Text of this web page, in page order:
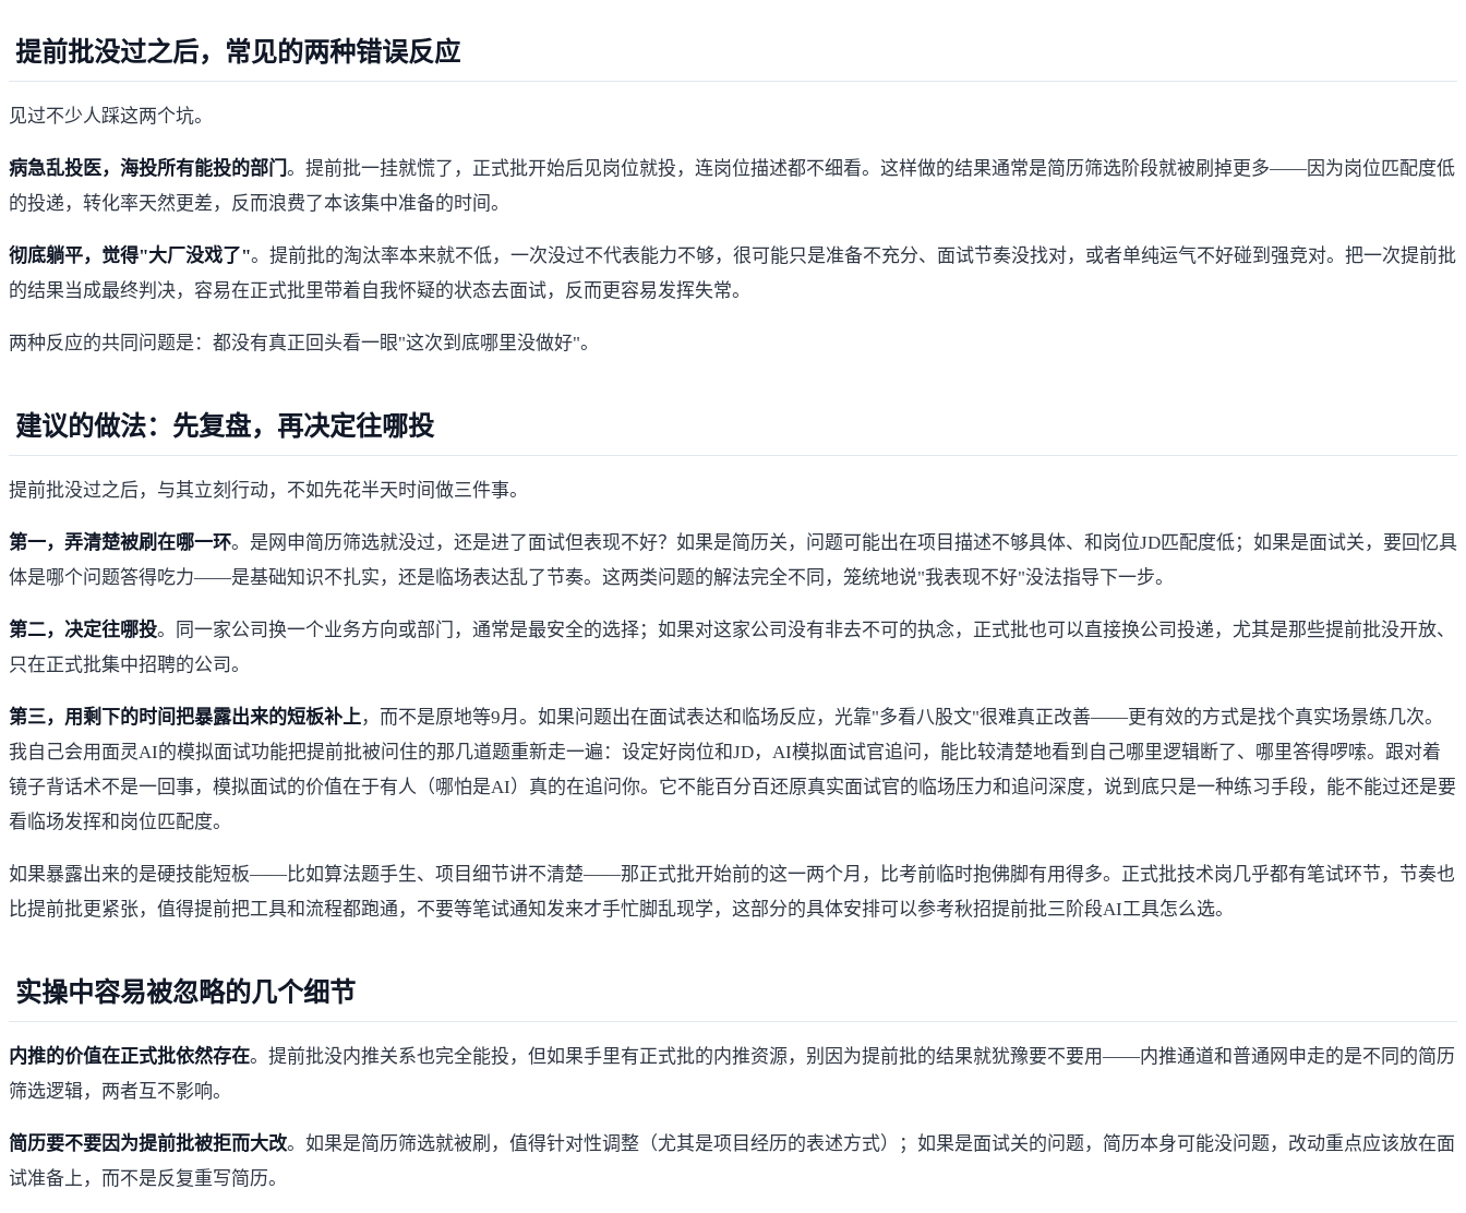
提前批没过之后，常见的两种错误反应
见过不少人踩这两个坑。
病急乱投医，海投所有能投的部门。提前批一挂就慌了，正式批开始后见岗位就投，连岗位描述都不细看。这样做的结果通常是简历筛选阶段就被刷掉更多——因为岗位匹配度低
的投递，转化率天然更差，反而浪费了本该集中准备的时间。
彻底躺平，觉得"大厂没戏了"。提前批的淘汰率本来就不低，一次没过不代表能力不够，很可能只是准备不充分、面试节奏没找对，或者单纯运气不好碰到强竞对。把一次提前批
的结果当成最终判决，容易在正式批里带着自我怀疑的状态去面试，反而更容易发挥失常。
两种反应的共同问题是：都没有真正回头看一眼"这次到底哪里没做好"。
建议的做法：先复盘，再决定往哪投
提前批没过之后，与其立刻行动，不如先花半天时间做三件事。
第一，弄清楚被刷在哪一环。是网申简历筛选就没过，还是进了面试但表现不好？如果是简历关，问题可能出在项目描述不够具体、和岗位JD匹配度低；如果是面试关，要回忆具
体是哪个问题答得吃力——是基础知识不扎实，还是临场表达乱了节奏。这两类问题的解法完全不同，笼统地说"我表现不好"没法指导下一步。
第二，决定往哪投。同一家公司换一个业务方向或部门，通常是最安全的选择；如果对这家公司没有非去不可的执念，正式批也可以直接换公司投递，尤其是那些提前批没开放、
只在正式批集中招聘的公司。
第三，用剩下的时间把暴露出来的短板补上，而不是原地等9月。如果问题出在面试表达和临场反应，光靠"多看八股文"很难真正改善——更有效的方式是找个真实场景练几次。
我自己会用 面灵AI的模拟面试功能把提前批被问住的那几道题重新走一遍：设定好岗位和JD，AI模拟面试官追问，能比较清楚地看到自己哪里逻辑断了、哪里答得啰嗦。跟对着
镜子背话术不是一回事，模拟面试的价值在于有人（哪怕是AI）真的在追问你。它不能百分百还原真实面试官的临场压力和追问深度，说到底只是一种练习手段，能不能过还是要
看临场发挥和岗位匹配度。
如果暴露出来的是硬技能短板——比如算法题手生、项目细节讲不清楚——那正式批开始前的这一两个月，比考前临时抱佛脚有用得多。正式批技术岗几乎都有笔试环节，节奏也
比提前批更紧张，值得提前把工具和流程都跑通，不要等笔试通知发来才手忙脚乱现学，这部分的具体安排可以参考秋招提前批三阶段AI工具怎么选。
实操中容易被忽略的几个细节
内推的价值在正式批依然存在。提前批没内推关系也完全能投，但如果手里有正式批的内推资源，别因为提前批的结果就犹豫要不要用——内推通道和普通网申走的是不同的简历
筛选逻辑，两者互不影响。
简历要不要因为提前批被拒而大改。如果是简历筛选就被刷，值得针对性调整（尤其是项目经历的表述方式）；如果是面试关的问题，简历本身可能没问题，改动重点应该放在面
试准备上，而不是反复重写简历。